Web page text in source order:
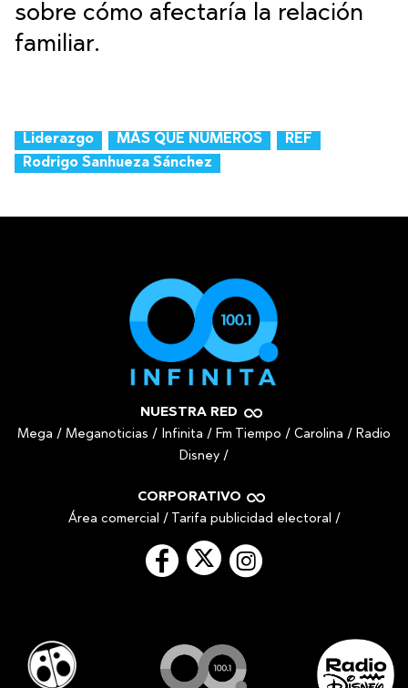
sobre cómo afectaría la relación
familiar.
Liderazgo MÁS QUE NÚMEROS
REF
Rodrigo Sanhueza Sánchez
NUESTRA RED
Mega / Meganoticias / Infinita / Fm Tiempo / Carolina / Radio
Disney /
CORPORATIVO
Área comercial / Tarifa publicidad electoral /